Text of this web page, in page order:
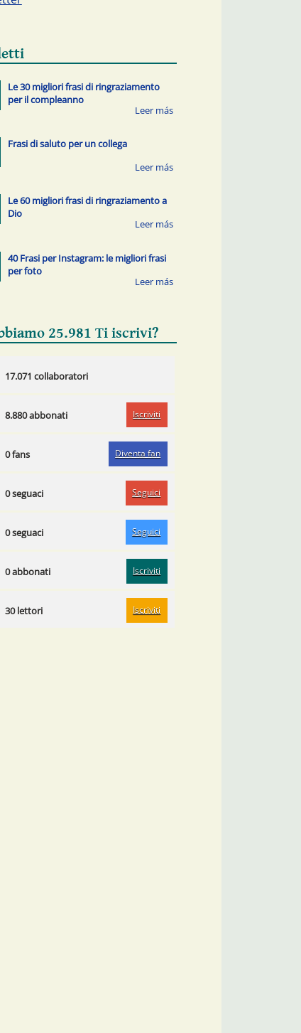
Le 30 migliori frasi di ringraziamento
per il compleanno
Frasi di saluto per un collega
Le 60 migliori frasi di ringraziamento a
Dio
40 Frasi per Instagram: le migliori frasi
per foto
25.981 Ti iscrivi?
17.071 collaboratori
8.880 abbonati Iscriviti
0 fans Diventa fan
0 seguaci Seguici
0 seguaci Seguici
0 abbonati Iscriviti
30 lettori Iscriviti